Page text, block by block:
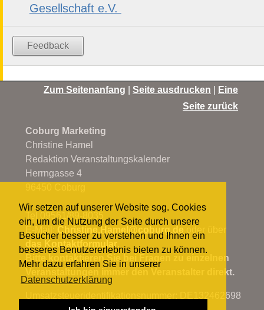
Wir setzen auf unserer Website sog. Cookies
ein, um die Nutzung der Seite durch unsere
Besucher besser zu verstehen und Ihnen ein
besseres Benutzererlebnis bieten zu können.
Mehr dazu erfahren Sie in unserer
Datenschutzerklärung
Gesellschaft e.V.
Feedback
Zum Seitenanfang |Seite ausdrucken
Eine
Seite zurück
Coburg Marketing
Christine Hamel
Redaktion Veranstaltungskalender
Herrngasse 4
Tel 09561/89-8035
E-Mail: Christine.Hamel@coburg.de oder über
das Kontaktformular
Bitte kontaktieren Sie bei Fragen zu einzelnen
Veranstaltungen immer den Veranstalter direkt.
Umsatzsteueridentifikationsnummer: DE132462698